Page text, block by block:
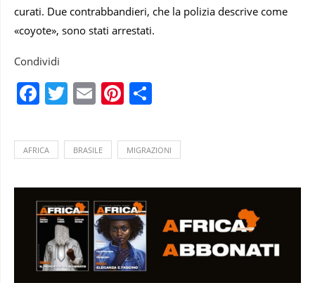
curati. Due contrabbandieri, che la polizia descrive come
«coyote», sono stati arrestati.
Condividi
Facebook
Twitter
EmailPinterest
AFRICA BRASILE MIGRAZIONI